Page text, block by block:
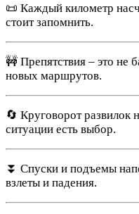
📜 Каждый километр
стоит запомнить.
🚧 Препятствия – это не
новых маршрутов.
🔄 Круговорот развилок
ситуации есть выбор.
⏬ Спуски и подъемы
взлеты и падения.